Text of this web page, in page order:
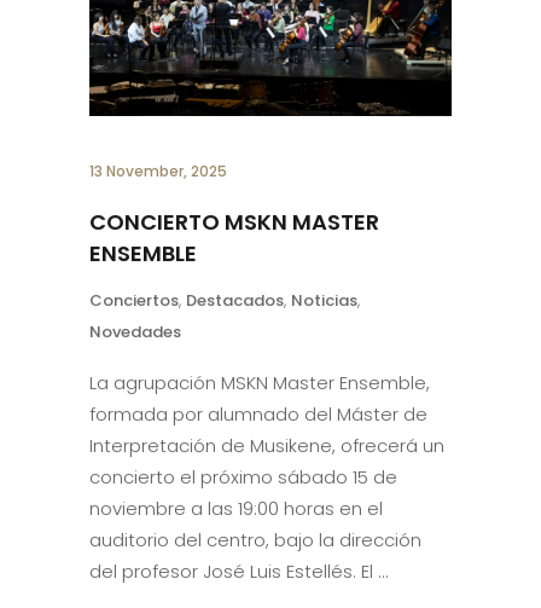
13 November, 2025
CONCIERTO MSKN MASTER
ENSEMBLE
Conciertos, Destacados, Noticias,
Novedades
La agrupación MSKN Master Ensemble,
formada por alumnado del Máster de
Interpretación de Musikene, ofrecerá un
concierto el próximo sábado 15 de
noviembre a las 19:00 horas en el
auditorio del centro, bajo la dirección
del profesor José Luis Estellés. El